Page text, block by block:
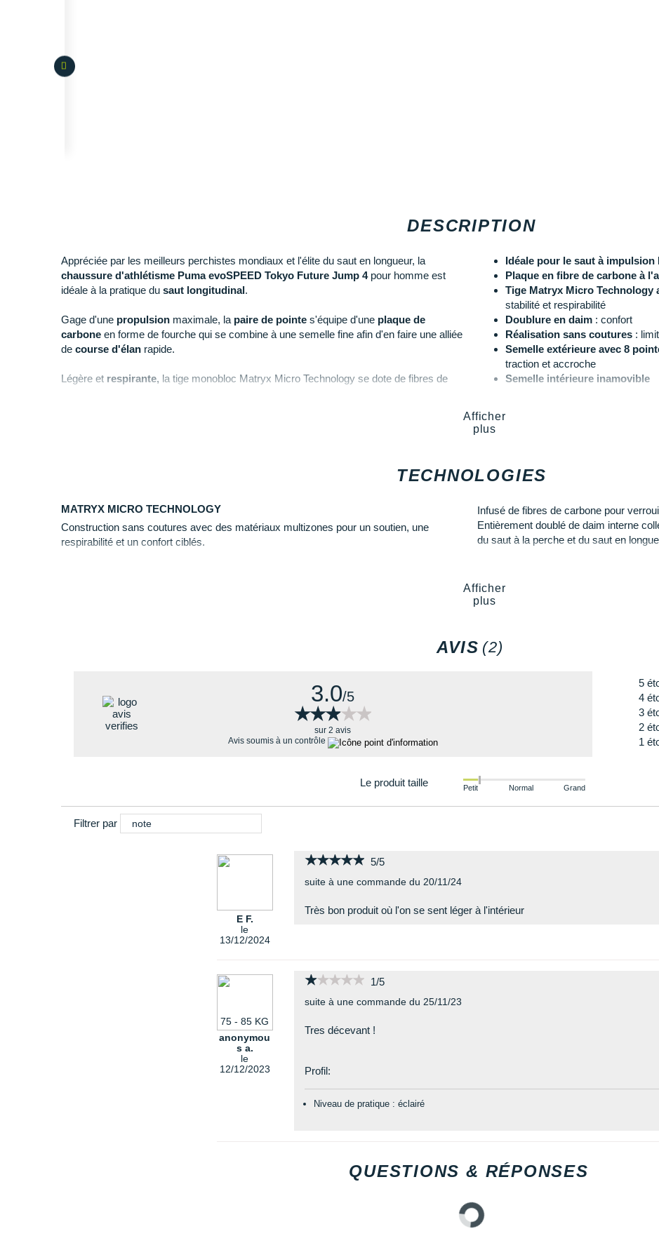
DESCRIPTION
Appréciée par les meilleurs perchistes mondiaux et l'élite du saut en longueur, la
chaussure d'athlétisme Puma evoSPEED Tokyo Future Jump 4pour homme est
idéale à la pratique du saut longitudinal.
Gage d'une propulsion maximale, la paire de pointe s'équipe d'une plaque de
carbone en forme de fourche qui se combine à une semelle fine afin d'en faire une alliée
de course d'élan rapide.
Légère et respirante, la tige monobloc Matryx Micro Technology se dote de fibres de
Idéale pour le saut à
Plaque en fibre de carbone à
Tige Matryx Micro Technology
stabilité et respirabilité
Doublure en daim: confort
Réalisation sans coutures:
Semelle extérieure avec 8
traction et accroche
Semelle intérieure inamovible
Les autres produits
Afficher
plus
TECHNOLOGIES
MATRYX MICRO TECHNOLOGY
Construction sans coutures avec des matériaux multizones pour un soutien, une
respirabilité et un confort ciblés.
Infusé de fibres de carbone pour
Entièrement doublé de daim interne
du saut à la perche et du saut en
Afficher
plus
AVIS (2)
3.0/5
★★★★★
★★★★★
sur 2 avis
Avis soumis à un contrôle
5
4
3
2
1
Le produit taille Petit Normal Grand
Filtrer par note
E F.
le
13/12/2024
★★★★★
★★★★★ 5/5
suite à une commande du 20/11/24
Très bon produit où l'on se sent léger à l'intérieur
75 - 85 KG
anonymou
s a.
le
12/12/2023
★★★★★
★★★★★ 1/5
suite à une commande du 25/11/23
Tres décevant !
Profil:
Niveau de pratique : éclairé
QUESTIONS & RÉPONSES